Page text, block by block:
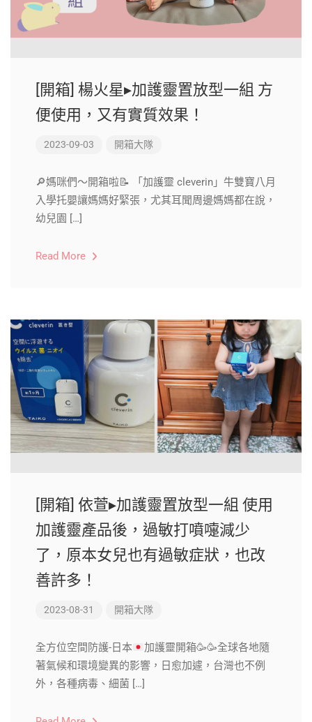
[開箱] 楊火星▸加護靈置放型一組 方
便使用，又有實質效果！
2023-09-03 開箱大隊
🔎媽咪們～開箱啦📝 「加護靈 cleverin」牛雙寶八月
入學托嬰讓媽媽好緊張，尤其耳聞周邊媽媽都在說，
幼兒園 […]
Read More
[開箱] 依萱▸加護靈置放型一組 使用
加護靈產品後，過敏打噴嚏減少
了，原本女兒也有過敏症狀，也改
善許多！
2023-08-31 開箱大隊
全方位空間防護-日本 加護靈開箱🥳🥳全球各地隨
著氣候和環境變異的影響，日愈加遽，台灣也不例
外，各種病毒、細菌 […]